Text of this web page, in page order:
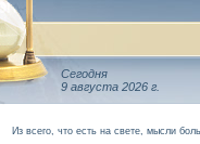
Сегодня
9 августа 2026 г.
Из всего, что есть на свете, мысли